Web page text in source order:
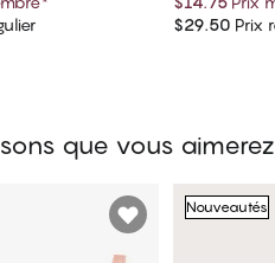
au panier
$29.50 Prix
que vous
Nouveautés